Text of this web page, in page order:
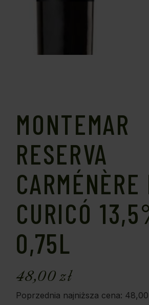
MONTEMAR
RESERVA
CARMÉNÈRE
CURICÓ
0,75L
48,00zł
Poprzednia najniższa cena: 48,00